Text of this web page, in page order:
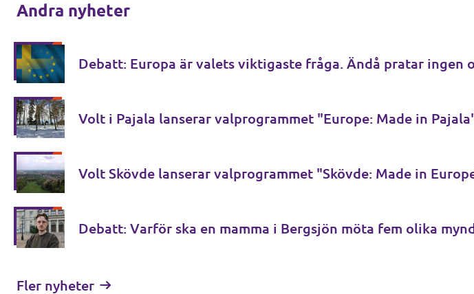
Andra nyheter
Debatt: Europa är valets viktigaste fråga. Ändå pratar ingen
Volt i Pajala lanserar valprogrammet "Europe: Made in
Volt Skövde lanserar valprogrammet "Skövde: Made in
Debatt: Varför ska en mamma i Bergsjön möta fem olika
Fler nyheter